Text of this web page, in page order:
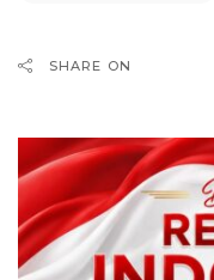
SHARE ON